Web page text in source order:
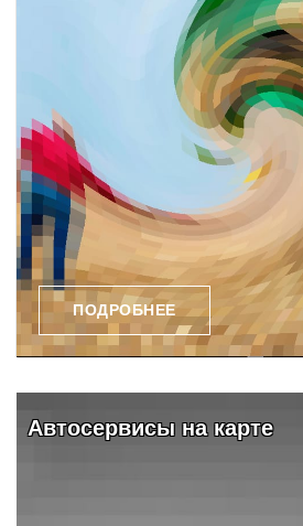
ПОДРОБНЕЕ
Видео и обзоры